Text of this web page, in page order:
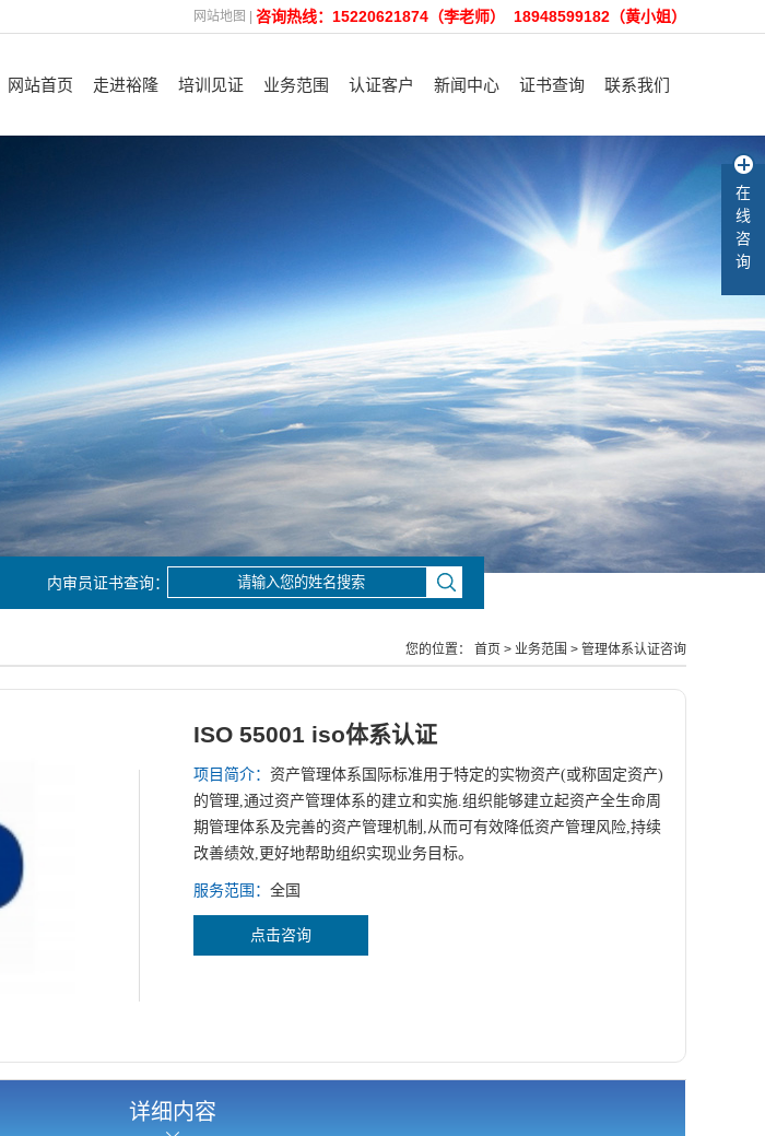
咨询热线：15220621874（李老师） 18948599182（黄小姐）
网站地图
网站首页 走进裕隆
合作机构
培训展示
培训见证 业务范围
技术培训和咨询
其他咨询服务
认证客户 新闻中心
行业资讯
证书查询 联系我们
您的位置： 首页 > 业务范围 > 管理体系认证咨询
ISO 55001 iso体系认证
项目简介： 资产管理体系国际标准用于特定的实物资产(或称固定资产)
的管理,通过资产管理体系的建立和实施.组织能够建立起资产全生命周
期管理体系及完善的资产管理机制,从而可有效降低资产管理风险,持续
改善绩效,更好地帮助组织实现业务目标。
服务范围： 全国
点击咨询
详细内容
在
线
咨
询